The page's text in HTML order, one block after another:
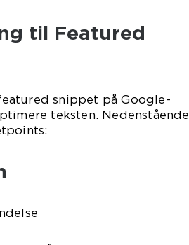
til Featured
snippet på Google-
teksten. Nedenstående